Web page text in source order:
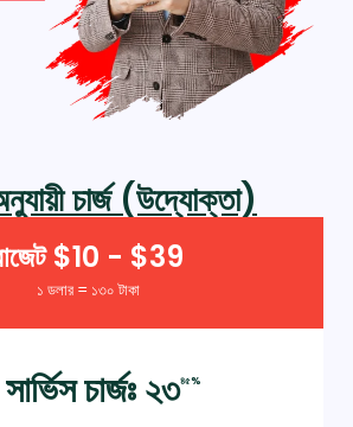
চার্জ (উদ্যোক্তা)
$10 - $39
১ ডলার = ১৩০ টাকা
চার্জঃ ২৩৪৫%